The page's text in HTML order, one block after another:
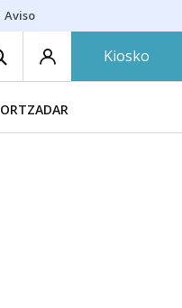
Aviso amarillo
Kiosko
ORTZADAR